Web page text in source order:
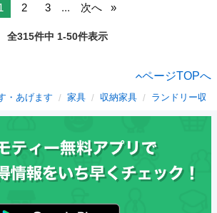
2 3 ... 次へ
全315件中 1-50件表示
ページTOPへ
・あげます 家具 収納家具 ランドリー収納